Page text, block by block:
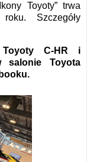
Toyoty” trwa
Szczegóły
C-HR i
salonie Toyota